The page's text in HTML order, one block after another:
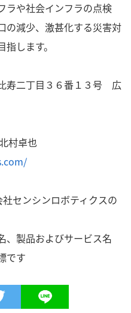
ラや社会インフラの点検
の減少、激甚化する災害対
します。
寿二丁目３６番１３号 広
村卓也
社センシンロボティクスの
、製品およびサービス名
です